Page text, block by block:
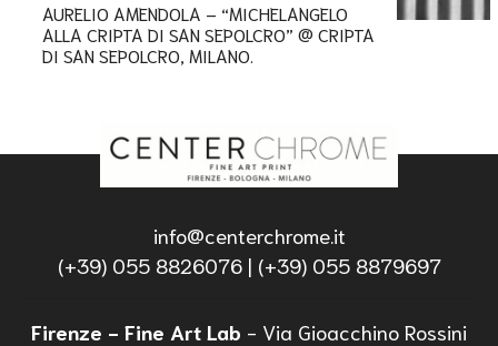
AURELIO AMENDOLA – “MICHELANGELO
ALLA CRIPTA DI SAN SEPOLCRO” @ CRIPTA
DI SAN SEPOLCRO, MILANO.
info@centerchrome.it
(+39) 055 8826076 | (+39) 055 8879697
Firenze - Fine Art Lab - Via Gioacchino Rossini